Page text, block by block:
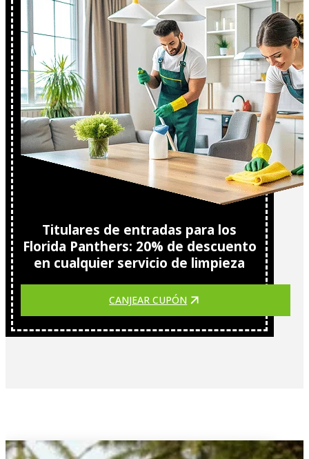
Titulares de entradas para los
Florida Panthers: 20% de descuento
en cualquier servicio de limpieza
CANJEAR CUPÓN